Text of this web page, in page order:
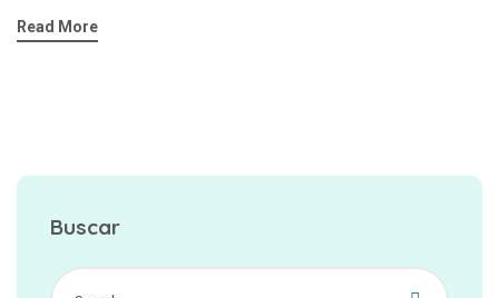
Read More
Buscar